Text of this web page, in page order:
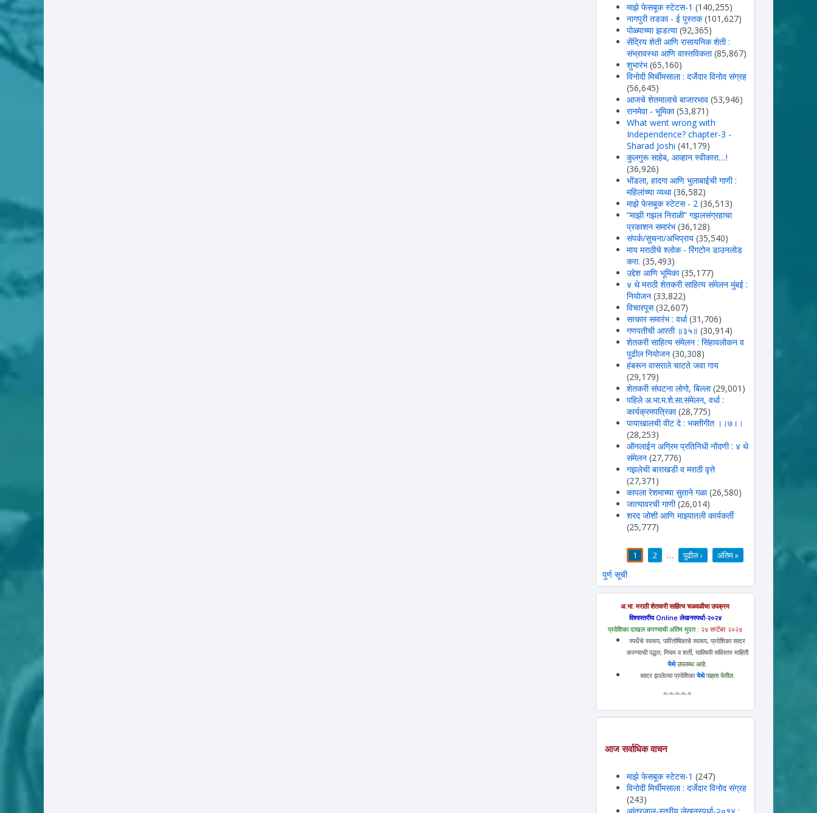
माझे फेसबूक स्टेटस-1 (140,255)
नागपुरी तडका - ई पुस्तक (101,627)
पोळ्याच्या झडत्या (92,365)
सेंद्रिय शेती आणि रासायनिक शेती :
संभ्रावस्था आणि वास्तविकता (85,867)
शुभारंभ (65,160)
विनोदी मिर्चीमसाला : दर्जेदार विनोद संग्रह
(56,645)
आजचे शेतमालाचे बाजारभाव (53,946)
रानमेवा - भूमिका (53,871)
What went wrong with
Independence? chapter-3 -
Sharad Joshi (41,179)
कुलगुरू साहेब, आव्हान स्वीकारा....!
(36,926)
भोंडला, हादगा आणि भुलाबाईची गाणी :
महिलांच्या व्यथा (36,582)
माझे फेसबूक स्टेटस - 2 (36,513)
“माझी गझल निराळी” गझलसंग्रहाचा
प्रकाशन समारंभ (36,128)
संपर्क/सुचना/अभिप्राय (35,540)
माय मराठीचे श्लोक - रिंगटोन डाउनलोड
करा. (35,493)
उद्देश आणि भूमिका (35,177)
४ थे मराठी शेतकरी साहित्य संमेलन मुंबई :
नियोजन (33,822)
विचारपूस (32,607)
सत्कार समारंभ : वर्धा (31,706)
गणपतीची आरती ॥३५॥ (30,914)
शेतकरी साहित्य संमेलन : सिंहावलोकन व
पुढील नियोजन (30,308)
हंबरून वासराले चाटते जवा गाय
(29,179)
शेतकरी संघटना लोगो, बिल्ला (29,001)
पहिले अ.भा.म.शे.सा.संमेलन, वर्धा :
कार्यक्रमपत्रिका (28,775)
पायाखालची वीट दे : भक्तीगीत ।।७।।
(28,253)
ऑनलाईन अग्रिम प्रतिनिधी नोंदणी : ४ थे
संमेलन (27,776)
गझलेची बाराखडी व मराठी वृत्ते
(27,371)
कापला रेशमाच्या सुताने गळा (26,580)
जात्यावरची गाणी (26,014)
शरद जोशी आणि माझ्यातली कार्यकर्ती
(25,777)
1 2 … पुढील › अंतिम »
पुर्ण सूची
अ.भा. मराठी शेतकरी साहित्य चळवळीचा उपक्रम
विश्वस्तरीय Online लेखनस्पर्धा-२०२४
प्रवेशिका दाखल करण्याची अंतिम मुदत : २४ सप्टेंबर २०२४
स्पर्धेचे स्वरूप, पारितोषिकाचे स्वरूप, प्रवेशिका सादर
करण्याची पद्धत, नियम व शर्ती, याविषयी सविस्तर माहिती
येथेउपलब्ध आहे.
सादर झालेल्या प्रवेशिकायेथेपाहता येतील.
=-=-=-=-=
आज सर्वाधिक वाचन
माझे फेसबूक स्टेटस-1 (247)
विनोदी मिर्चीमसाला : दर्जेदार विनोद संग्रह
(243)